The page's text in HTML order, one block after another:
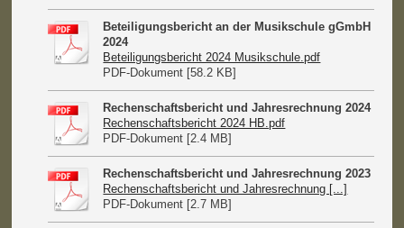
Beteiligungsbericht an der Musikschule gGmbH
2024
Beteiligungsbericht 2024 Musikschule.pdf
PDF-Dokument [58.2 KB]
Rechenschaftsbericht und Jahresrechnung 2024
Rechenschaftsbericht 2024 HB.pdf
PDF-Dokument [2.4 MB]
Rechenschaftsbericht und Jahresrechnung 2023
Rechenschaftsbericht und Jahresrechnung [...]
PDF-Dokument [2.7 MB]